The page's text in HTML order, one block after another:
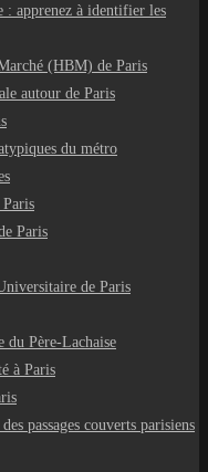
: apprenez à identifier les
(HBM) de Paris
autour de Paris
du métro
Paris
Paris
de Paris
du Père-Lachaise
à Paris
passages couverts parisiens